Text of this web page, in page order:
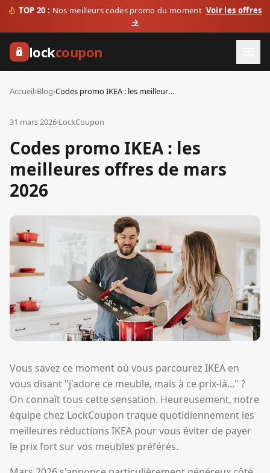
TOP 20 : Nos meilleurs codes promo du moment Voir les offres
→
lockcoupon
Accueil›Blog› Codes promo IKEA : les meilleures offres de mars 2026
31 mars 2026·LockCoupon
Codes promo IKEA : les
meilleures offres de mars
2026
Vous savez ce moment où vous parcourez IKEA en
vous disant "j'adore ce meuble, mais à ce prix-là..." ?
On connaît tous cette sensation. Heureusement, notre
équipe chez LockCoupon traque quotidiennement les
meilleures réductions IKEA pour vous éviter de payer
le prix fort sur vos meubles préférés.